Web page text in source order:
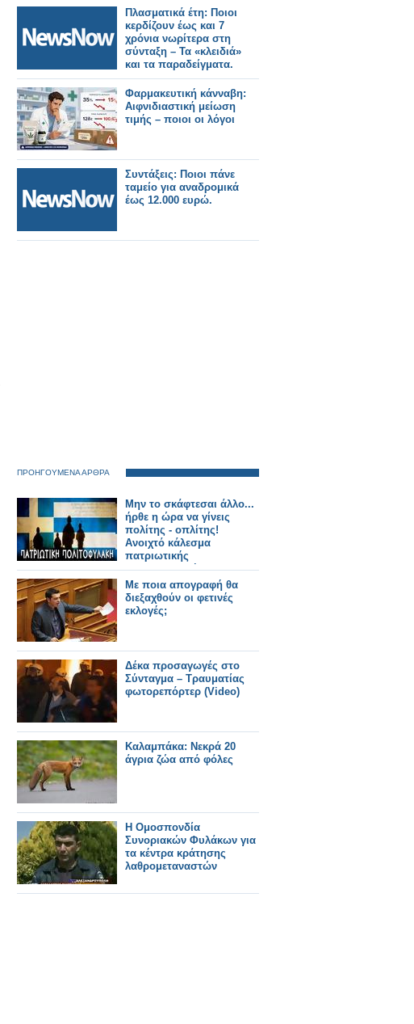
Πλασματικά έτη: Ποιοι
κερδίζουν έως και 7
χρόνια νωρίτερα στη
σύνταξη – Τα «κλειδιά»
και τα παραδείγματα.
Φαρμακευτική κάνναβη:
Αιφνιδιαστική μείωση
τιμής – ποιοι οι λόγοι
Συντάξεις: Ποιοι πάνε
ταμείο για αναδρομικά
έως 12.000 ευρώ.
ΠΡΟΗΓΟΥΜΕΝΑ ΑΡΘΡΑ
Μην το σκάφτεσαι άλλο...
ήρθε η ώρα να γίνεις
πολίτης - οπλίτης!
Ανοιχτό κάλεσμα
πατριωτικής
πολιτοφυλακής!
Με ποια απογραφή θα
διεξαχθούν οι φετινές
εκλογές;
Δέκα προσαγωγές στο
Σύνταγμα – Τραυματίας
φωτορεπόρτερ (Video)
Καλαμπάκα: Νεκρά 20
άγρια ζώα από φόλες
Η Ομοσπονδία
Συνοριακών Φυλάκων για
τα κέντρα κράτησης
λαθρομεταναστών